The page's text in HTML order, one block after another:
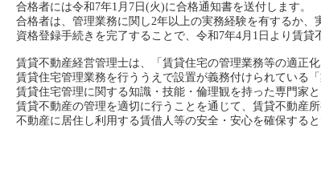
合格者には令和7年1月7日(火)に合格通知書を送付します。
合格者は、管理業務に関し2年以上の実務経験を有するか、
資格登録手続きを完了することで、令和7年4月1日より賃貸
賃貸不動産経営管理士は、「賃貸住宅の管理業務等の適正化
賃貸住宅管理業務を行ううえで設置が義務付けられている
賃貸住宅管理に関する知識・技能・倫理観を持った専門家と
賃貸不動産の管理を適切に行うことを通じて、賃貸不動産所
不動産に居住し利用する賃借人等の安全・安心を確保する